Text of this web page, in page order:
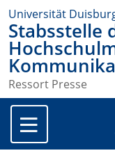
Universität
Stabsstelle
Ressort Presse